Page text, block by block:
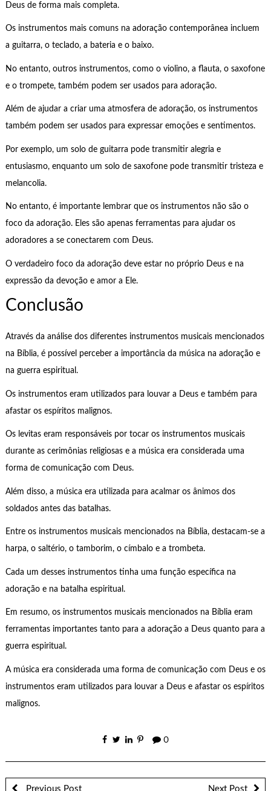
Deus de forma mais completa.
Os instrumentos mais comuns na adoração contemporânea incluem
a guitarra, o teclado, a bateria e o baixo.
No entanto, outros instrumentos, como o violino, a flauta, o saxofone
e o trompete, também podem ser usados para adoração.
Além de ajudar a criar uma atmosfera de adoração, os instrumentos
também podem ser usados para expressar emoções e sentimentos.
Por exemplo, um solo de guitarra pode transmitir alegria e
entusiasmo, enquanto um solo de saxofone pode transmitir tristeza e
melancolia.
No entanto, é importante lembrar que os instrumentos não são o
foco da adoração. Eles são apenas ferramentas para ajudar os
adoradores a se conectarem com Deus.
O verdadeiro foco da adoração deve estar no próprio Deus e na
expressão da devoção e amor a Ele.
Conclusão
Através da análise dos diferentes instrumentos musicais mencionados
na Bíblia, é possível perceber a importância da música na adoração e
na guerra espiritual.
Os instrumentos eram utilizados para louvar a Deus e também para
afastar os espíritos malignos.
Os levitas eram responsáveis por tocar os instrumentos musicais
durante as cerimônias religiosas e a música era considerada uma
forma de comunicação com Deus.
Além disso, a música era utilizada para acalmar os ânimos dos
soldados antes das batalhas.
Entre os instrumentos musicais mencionados na Bíblia, destacam-se a
harpa, o saltério, o tamborim, o címbalo e a trombeta.
Cada um desses instrumentos tinha uma função específica na
adoração e na batalha espiritual.
Em resumo, os instrumentos musicais mencionados na Bíblia eram
ferramentas importantes tanto para a adoração a Deus quanto para a
guerra espiritual.
A música era considerada uma forma de comunicação com Deus e os
instrumentos eram utilizados para louvar a Deus e afastar os espíritos
malignos.
0
Previous Post Next Post